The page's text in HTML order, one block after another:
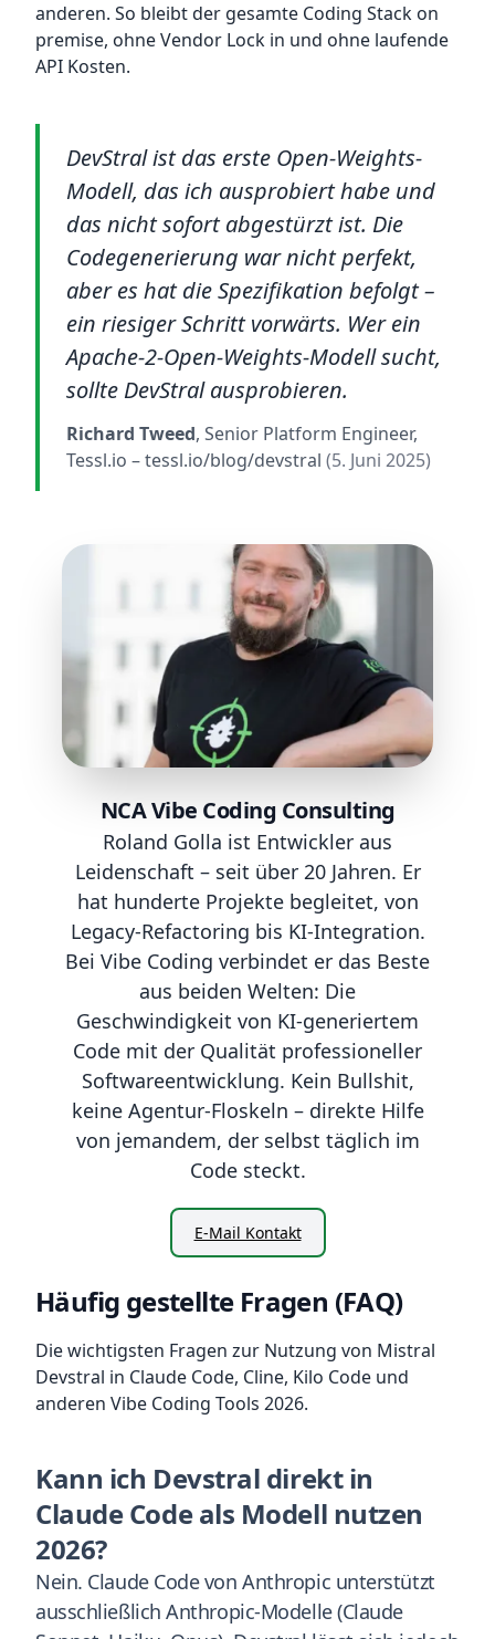
anderen. So bleibt der gesamte Coding Stack on
premise, ohne Vendor Lock in und ohne laufende
API Kosten.
DevStral ist das erste Open-Weights-
Modell, das ich ausprobiert habe und
das nicht sofort abgestürzt ist. Die
Codegenerierung war nicht perfekt,
aber es hat die Spezifikation befolgt –
ein riesiger Schritt vorwärts. Wer ein
Apache-2-Open-Weights-Modell sucht,
sollte DevStral ausprobieren.
Richard Tweed, Senior Platform Engineer,
Tessl.io – tessl.io/blog/devstral (5. Juni 2025)
NCA Vibe Coding Consulting
Roland Golla ist Entwickler aus
Leidenschaft – seit über 20 Jahren. Er
hat hunderte Projekte begleitet, von
Legacy-Refactoring bis KI-Integration.
Bei Vibe Coding verbindet er das Beste
aus beiden Welten: Die
Geschwindigkeit von KI-generiertem
Code mit der Qualität professioneller
Softwareentwicklung. Kein Bullshit,
keine Agentur-Floskeln – direkte Hilfe
von jemandem, der selbst täglich im
Code steckt.
E-Mail Kontakt
Häufig gestellte Fragen (FAQ)
Die wichtigsten Fragen zur Nutzung von Mistral
Devstral in Claude Code, Cline, Kilo Code und
anderen Vibe Coding Tools 2026.
Kann ich Devstral direkt in
Claude Code als Modell nutzen
2026?
Nein. Claude Code von Anthropic unterstützt
ausschließlich Anthropic-Modelle (Claude